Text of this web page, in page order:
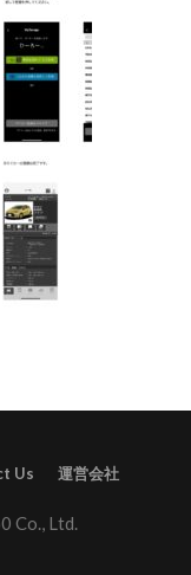
Us 運営会社
Co., Ltd.